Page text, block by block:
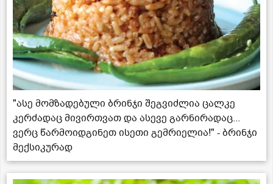
"ასე მომზადებული ბრინჯი შეგვიძლია ცალკე
კერძადაც მივირთვათ და ასევე გარნირადაც...
ვერც წარმოიდგინეთ ისეთი გემრიელია!" - ბრინჯი
მექსიკურად